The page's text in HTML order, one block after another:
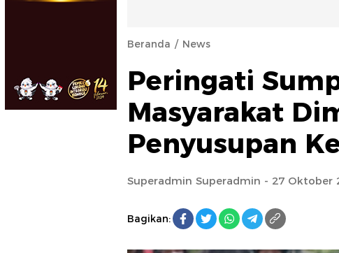
Beranda News
Peringati
Masyarakat
Penyusupan
Superadmin Superadmin - 27 Oktober
Bagikan: